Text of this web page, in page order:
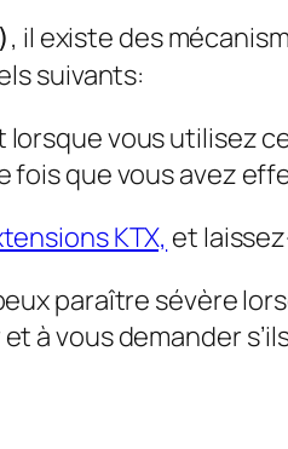
, il existe des
suivants:
vous utilisez
fois que vous avez
KTX, et
paraître sévère
à vous demander